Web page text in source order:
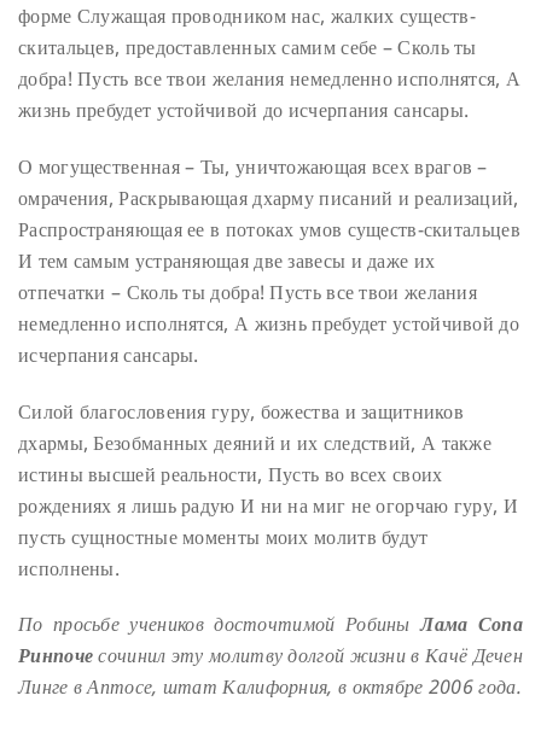
форме Служащая проводником нас, жалких существ-
скитальцев, предоставленных самим себе –Сколь ты
добра! Пусть все твои желания немедленно исполнятся, А
жизнь пребудет устойчивой до исчерпания сансары.
О могущественная – Ты, уничтожающая всех врагов –
омрачения, Раскрывающая дхарму писаний и реализаций,
Распространяющая ее в потоках умов существ-скитальцев
И тем самым устраняющая две завесы и даже их
отпечатки – Сколь ты добра! Пусть все твои желания
немедленно исполнятся, А жизнь пребудет устойчивой до
исчерпания сансары.
Силой благословения гуру, божества и защитников
дхармы, Безобманных деяний и их следствий, А также
истины высшей реальности, Пусть во всех своих
рождениях я лишь радую И ни на миг не огорчаю гуру, И
пусть сущностные моменты моих молитв будут
исполнены.
По просьбе учеников досточтимой РобиныЛама Сопа
Ринпочесочинил эту молитву долгой жизни в Качё Дечен
Линге в Аптосе, штат Калифорния, в октябре 2006 года.